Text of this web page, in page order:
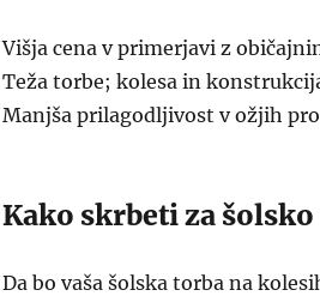
Višja cena v primerjavi z
Teža torbe; kolesa in
Manjša prilagodljivost v ožjih
Kako skrbeti za
Da bo vaša šolska torba na